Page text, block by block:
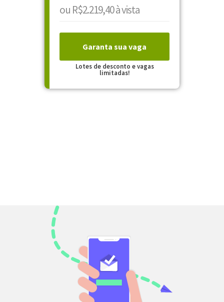
ou R$2.219,40 à vista
Garanta sua vaga
Lotes de desconto e vagas
limitadas!